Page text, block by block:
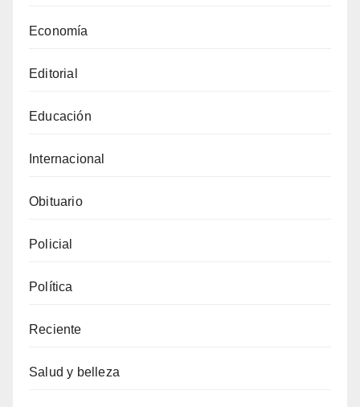
Economía
Editorial
Educación
Internacional
Obituario
Policial
Política
Reciente
Salud y belleza